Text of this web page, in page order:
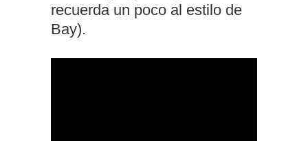
recuerda un poco al estilo de
Bay).